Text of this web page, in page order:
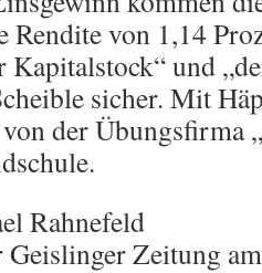
Rendite von 1,14
und
sicher. Mit
der Übungsfirma
Rahnefeld
Geislinger Zeitung